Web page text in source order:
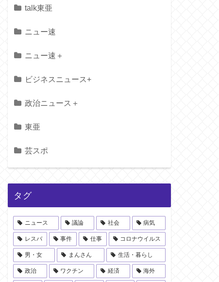
talk東亜
ニュー速
ニュー速＋
ビジネスニュース+
政治ニュース＋
東亜
芸スポ
タグ
ニュース 議論 社会 病気
レスバ 事件 仕事 コロナウイルス
男・女 まんさん 生活・暮らし
政治 ワクチン 経済 海外